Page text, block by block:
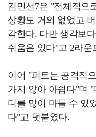
김민선7은 "전체적으
상황도 거의 없었고
각한다. 다만 생각보
쉬움은 있다"고 2라운
이어 "퍼트는 공격적
가지 않아 아쉽다"며 "
디를 많이 마들 수 있
다"고 덧붙였다.